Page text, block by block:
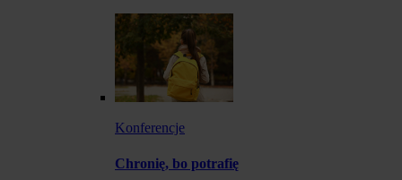
Konferencje
Chronię, bo potrafię